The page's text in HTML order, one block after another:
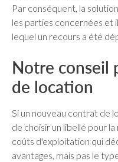
Par conséquent, la
les parties concernées et
lequel un recours a été
Notre conseil
de location
Si un nouveau contrat de
de choisir un libellé pour
coûts d'exploitation qui
avantages, mais pas le